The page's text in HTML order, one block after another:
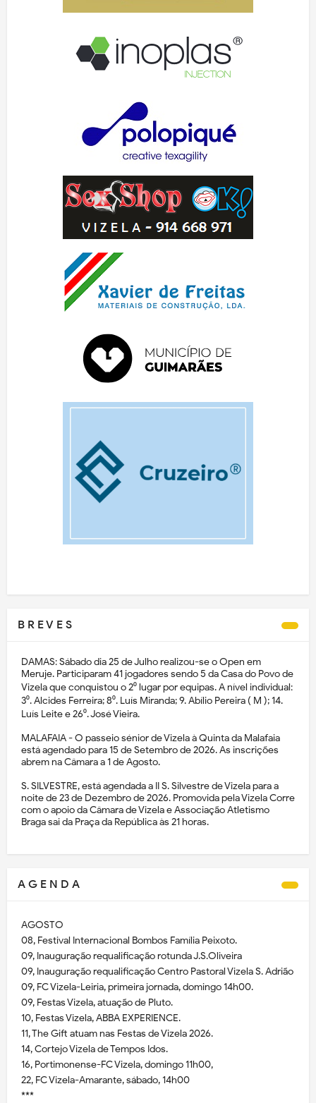
B R E V E S
DAMAS: Sábado dia 25 de Julho realizou-se o Open em
Meruje. Participaram 41 jogadores sendo 5 da Casa do Povo de
Vizela que conquistou o 2⁰ lugar por equipas. A nível individual:
3⁰. Alcides Ferreira; 8⁰. Luís Miranda; 9. Abílio Pereira ( M ); 14.
Luís Leite e 26⁰. José Vieira.
MALAFAIA - O passeio sénior de Vizela à Quinta da Malafaia
está agendado para 15 de Setembro de 2026. As inscrições
abrem na Câmara a 1 de Agosto.
S. SILVESTRE, está agendada a II S. Silvestre de Vizela para a
noite de 23 de Dezembro de 2026. Promovida pela Vizela Corre
com o apoio da Câmara de Vizela e Associação Atletismo
Braga sai da Praça da República às 21 horas.
A G E N D A
AGOSTO
08, Festival Internacional Bombos Família Peixoto.
09, Inauguração requalificação rotunda J.S.Oliveira
09, Inauguração requalificação Centro Pastoral Vizela S. Adrião
09, FC Vizela-Leiria, primeira jornada, domingo 14h00.
09, Festas Vizela, atuação de Pluto.
10, Festas Vizela, ABBA EXPERIENCE.
11, The Gift atuam nas Festas de Vizela 2026.
14, Cortejo Vizela de Tempos Idos.
16, Portimonense-FC Vizela, domingo 11h00,
22, FC Vizela-Amarante, sábado, 14h00
***